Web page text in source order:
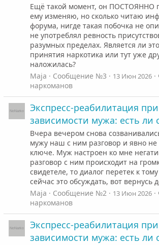
Ещё такой момент, он ПОСТОЯННО
ему изменяю, но сколько читаю
форума, нигде такая побочка не
не употреблял ревность
разумных пределах. Является ли
принятия наркотика или тут уже
наложилась?
Maja
Сообщение №3 13 Июн 2026
наркоманов
Экспресс-реабилитация
зависимости мужа: есть ли
Вчера вечером снова
мужу наш с ним разговор и явно
ключе. Муж настроен ко мне
разговор с ним происходит на
свидетеле, то диалог перетек к
сейчас это обсуждать, вот вернусь
Maja
Сообщение №2 13 Июн 2026
наркоманов
Экспресс-реабилитация
зависимости мужа: есть ли